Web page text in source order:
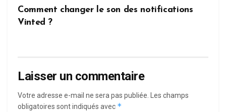
Comment changer le son des notifications
Vinted ?
Laisser un commentaire
Votre adresse e-mail ne sera pas publiée. Les champs
obligatoires sont indiqués avec *